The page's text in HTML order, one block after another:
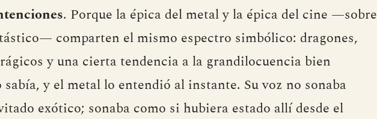
. Porque la épica del metal y la épica del cine —sobre
comparten el mismo espectro simbólico: dragones,
y una cierta tendencia a la grandilocuencia bien
y el metal lo entendió al instante. Su voz no sonaba
exótico; sonaba como si hubiera estado allí desde el